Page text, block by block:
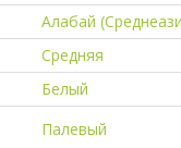
Алабай
Средняя
Белый
Палевый